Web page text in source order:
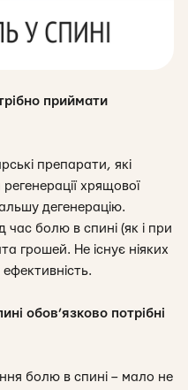
приймати
препарати, які
хрящової
дегенерацію.
час болю в спині (як і при
грошей. Не існує ніяких
обов’язково потрібні
болю в спині – мало не